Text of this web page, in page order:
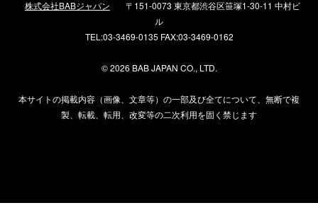
株式会社BABジャパン
〒151-0073 東京都渋谷区笹塚1-30-11 中村ビ
ル
TEL:03-3469-0135 FAX:03-3469-0162
©2026 BAB JAPAN CO., LTD.
本サイトの掲載内容（画像、文章等）の一部及び全てについて、無断で複
製、転載、転用、改変等の二次利用を固く禁じます